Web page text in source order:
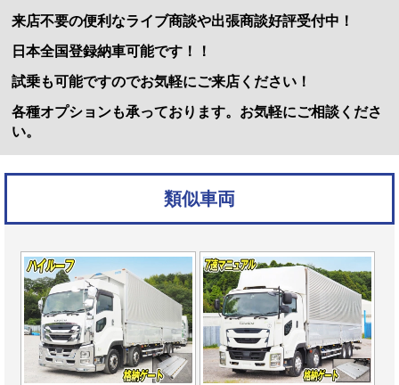
来店不要の便利なライブ商談や出張商談好評受付中！
日本全国登録納車可能です！！
試乗も可能ですのでお気軽にご来店ください！
各種オプションも承っております。お気軽にご相談くださ
い。
類似車両